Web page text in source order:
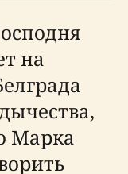
на
Марка